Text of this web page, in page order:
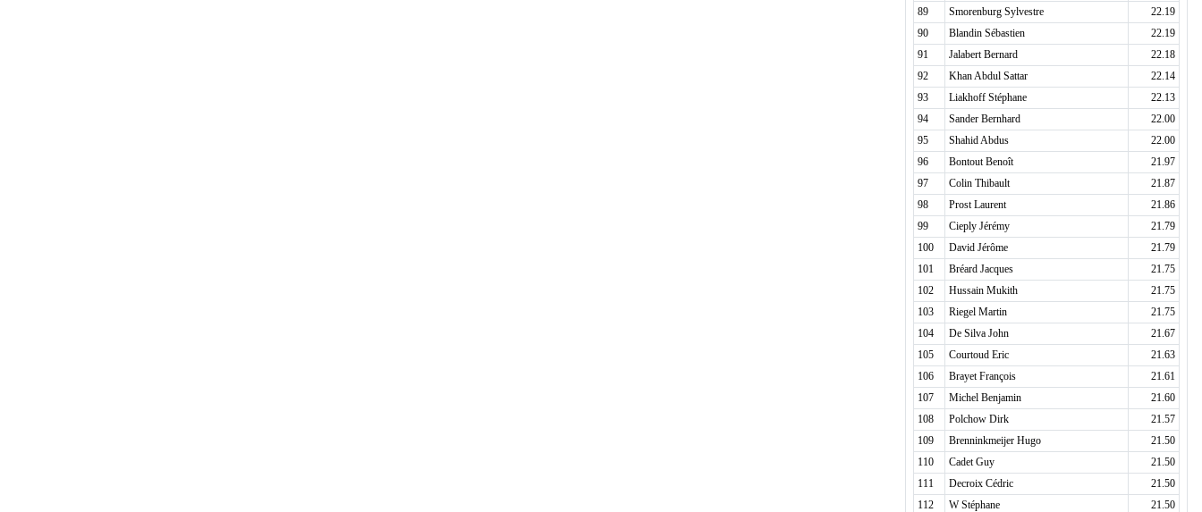
89
Smorenburg Sylvestre
22.19
90
Blandin Sébastien
22.19
91
Jalabert Bernard
22.18
92
Khan Abdul Sattar
22.14
93
Liakhoff Stéphane
22.13
94
Sander Bernhard
22.00
95
Shahid Abdus
22.00
96
Bontout Benoît
21.97
97
Colin Thibault
21.87
98
Prost Laurent
21.86
99
Cieply Jérémy
21.79
100
David Jérôme
21.79
101
Bréard Jacques
21.75
102
Hussain Mukith
21.75
103
Riegel Martin
21.75
104
De Silva John
21.67
105
Courtoud Eric
21.63
106
Brayet François
21.61
107
Michel Benjamin
21.60
108
Polchow Dirk
21.57
109
Brenninkmeijer Hugo
21.50
110
Cadet Guy
21.50
111
Decroix Cédric
21.50
112
W Stéphane
21.50